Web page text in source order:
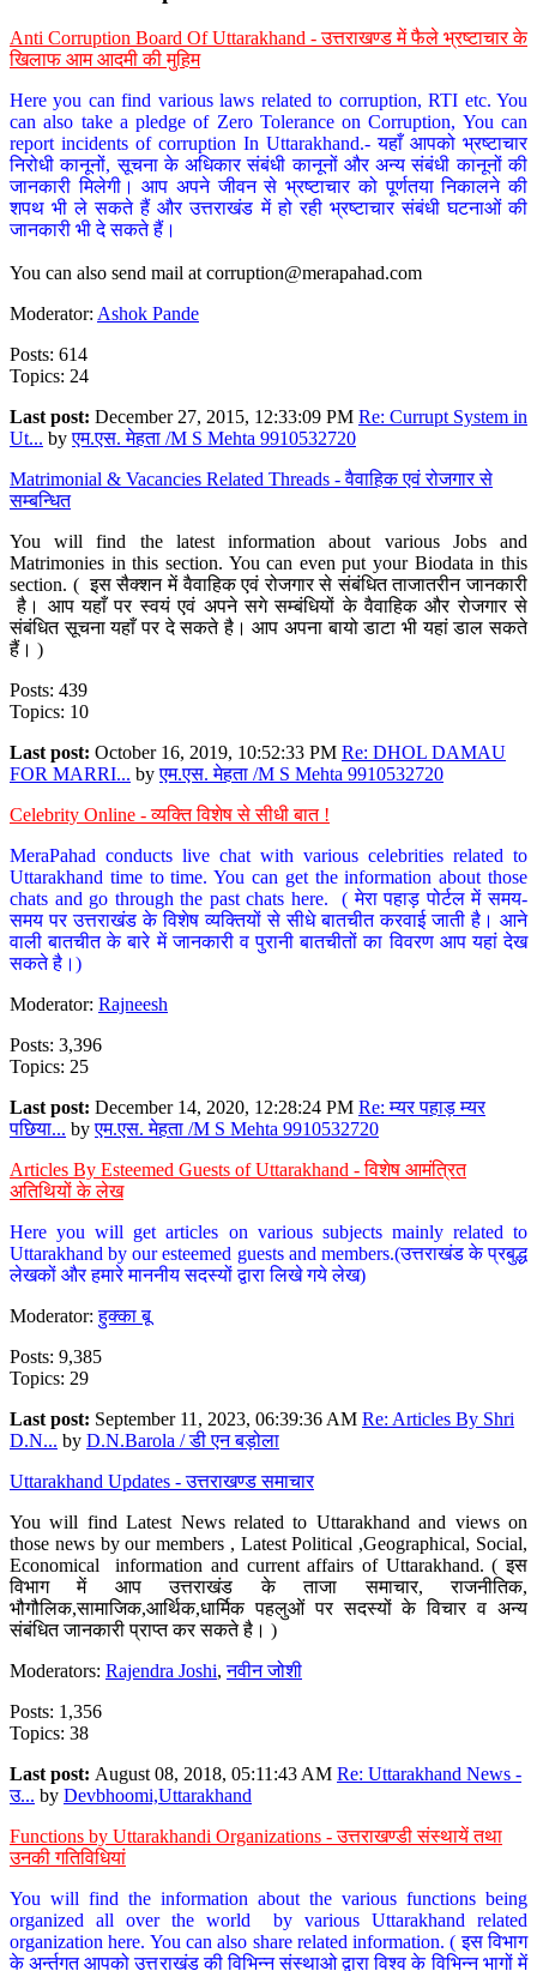
Anti Corruption Board Of Uttarakhand - उत्तराखण्ड में फैले भ्रष्टाचार के
खिलाफ आम आदमी की मुहिम
Here you can find various laws related to corruption, RTI etc. You
can also take a pledge of Zero Tolerance on Corruption, You can
report incidents of corruption In Uttarakhand.- यहाँ आपको भ्रष्टाचार
निरोधी कानूनों, सूचना के अधिकार संबंधी कानूनों और अन्य संबंधी कानूनों की
जानकारी मिलेगी। आप अपने जीवन से भ्रष्टाचार को पूर्णतया निकालने की
शपथ भी ले सकते हैं और उत्तराखंड में हो रही भ्रष्टाचार संबंधी घटनाओं की
जानकारी भी दे सकते हैं।
You can also send mail at corruption@merapahad.com
Moderator: Ashok Pande
Posts: 614
Topics: 24
Last post: December 27, 2015, 12:33:09 PM Re: Currupt System in
Ut... byएम.एस. मेहता /M S Mehta 9910532720
Matrimonial & Vacancies Related Threads - वैवाहिक एवं रोजगार से
सम्बन्धित
You will find the latest information about various Jobs and
Matrimonies in this section. You can even put your Biodata in this
section. ( इस सैक्शन में वैवाहिक एवं रोजगार से संबंधित ताजातरीन जानकारी
है। आप यहाँ पर स्वयं एवं अपने सगे सम्बंधियों के वैवाहिक और रोजगार से
संबंधित सूचना यहाँ पर दे सकते है। आप अपना बायो डाटा भी यहां डाल सकते
हैं। )
Posts: 439
Topics: 10
Last post: October 16, 2019, 10:52:33 PM Re: DHOL DAMAU
FOR MARRI... byएम.एस. मेहता /M S Mehta 9910532720
Celebrity Online - व्यक्ति विशेष से सीधी बात !
MeraPahad conducts live chat with various celebrities related to
Uttarakhand time to time. You can get the information about those
chats and go through the past chats here. ( मेरा पहाड़ पोर्टल में समय-
समय पर उत्तराखंड के विशेष व्यक्तियों से सीधे बातचीत करवाई जाती है। आने
वाली बातचीत के बारे में जानकारी व पुरानी बातचीतों का विवरण आप यहां देख
सकते है।)
Moderator: Rajneesh
Posts: 3,396
Topics: 25
Last post: December 14, 2020, 12:28:24 PM Re: म्यर पहाड़ म्यर
पछिया... byएम.एस. मेहता /M S Mehta 9910532720
Articles By Esteemed Guests of Uttarakhand - विशेष आमंत्रित
अतिथियों के लेख
Here you will get articles on various subjects mainly related to
Uttarakhand by our esteemed guests and members.(उत्तराखंड के प्रबुद्ध
लेखकों और हमारे माननीय सदस्यों द्वारा लिखे गये लेख)
Moderator:हुक्का बू
Posts: 9,385
Topics: 29
Last post: September 11, 2023, 06:39:36 AM Re: Articles By Shri
D.N... by D.N.Barola / डी एन बड़ोला
Uttarakhand Updates - उत्तराखण्ड समाचार
You will find Latest News related to Uttarakhand and views on
those news by our members , Latest Political ,Geographical, Social,
Economical information and current affairs of Uttarakhand. ( इस
विभाग में आप उत्तराखंड के ताजा समाचार, राजनीतिक,
भौगौलिक,सामाजिक,आर्थिक,धार्मिक पहलुओं पर सदस्यों के विचार व अन्य
संबंधित जानकारी प्राप्त कर सकते है। )
Moderators: Rajendra Joshi,नवीन जोशी
Posts: 1,356
Topics: 38
Last post: August 08, 2018, 05:11:43 AM Re: Uttarakhand News -
उ... by Devbhoomi,Uttarakhand
Functions by Uttarakhandi Organizations - उत्तराखण्डी संस्थायें तथा
उनकी गतिविधियां
You will find the information about the various functions being
organized all over the world by various Uttarakhand related
organization here. You can also share related information. ( इस विभाग
के अर्न्तगत आपको उत्तराखंड की विभिन्न संस्थाओ द्वारा विश्व के विभिन्न भागों में